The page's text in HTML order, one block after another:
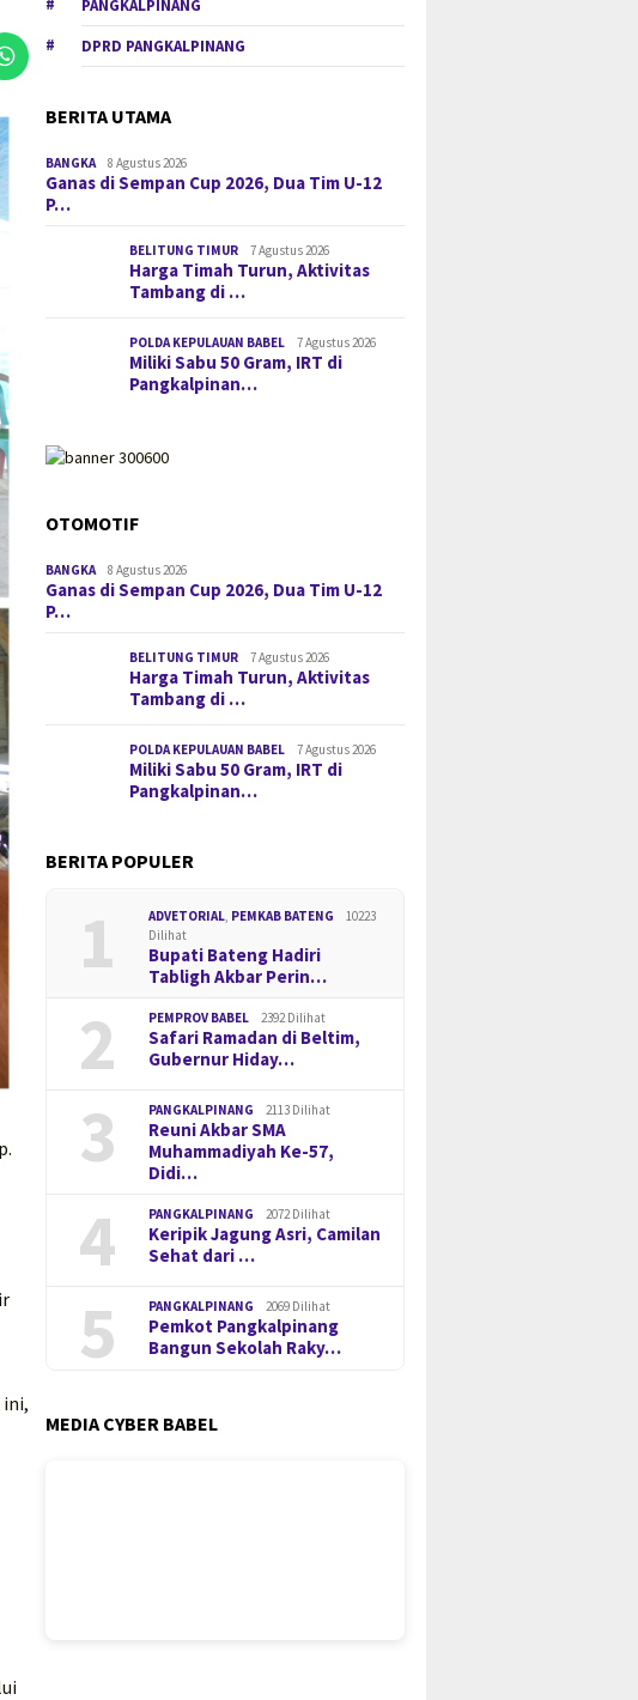
ini,
PANGKALPINANG
DPRD PANGKALPINANG
BERITA UTAMA
BANGKA 8 Agustus 2026
Ganas di Sempan Cup 2026, Dua Tim U-12
P…
BELITUNG TIMUR 7 Agustus 2026
Harga Timah Turun, Aktivitas
Tambang di …
POLDA KEPULAUAN BABEL 7 Agustus 2026
Miliki Sabu 50 Gram, IRT di
Pangkalpinan…
OTOMOTIF
BANGKA 8 Agustus 2026
Ganas di Sempan Cup 2026, Dua Tim U-12
P…
BELITUNG TIMUR 7 Agustus 2026
Harga Timah Turun, Aktivitas
Tambang di …
POLDA KEPULAUAN BABEL 7 Agustus 2026
Miliki Sabu 50 Gram, IRT di
Pangkalpinan…
BERITA POPULER
1 ADVETORIAL, PEMKAB BATENG
10223
Dilihat
Bupati Bateng Hadiri
Tabligh Akbar Perin…
2 PEMPROV BABEL 2392 Dilihat
Safari Ramadan di Beltim,
Gubernur Hiday…
3 PANGKALPINANG 2113 Dilihat
Reuni Akbar SMA
Muhammadiyah Ke-57,
Didi…
4 PANGKALPINANG 2072 Dilihat
Keripik Jagung Asri, Camilan
Sehat dari …
5 PANGKALPINANG 2069 Dilihat
Pemkot Pangkalpinang
Bangun Sekolah Raky…
MEDIA CYBER BABEL